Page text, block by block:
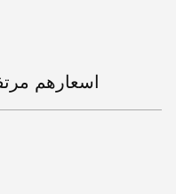
اسعارهم